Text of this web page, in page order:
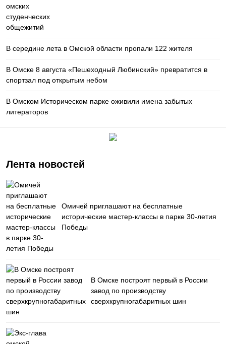
В середине лета в Омской области пропали 122 жителя
В Омске 8 августа «Пешеходный Любинский» превратится в
спортзал под открытым небом
В Омском Историческом парке оживили имена забытых
литераторов
Лента новостей
Омичей приглашают на бесплатные
исторические мастер-классы в парке 30-летия
Победы
В Омске построят первый в России
завод по производству
сверхкрупногабаритных шин